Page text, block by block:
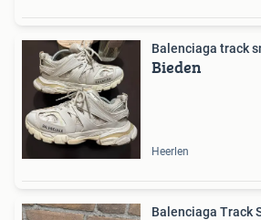
Balenciaga track
Bieden
Heerlen
Balenciaga Track